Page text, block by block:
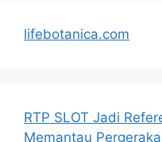
lifebotanica.com
RTP SLOT Jadi
Memantau